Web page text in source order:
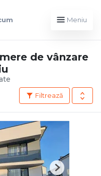
Meniu
de vânzare
Filtrează
Next